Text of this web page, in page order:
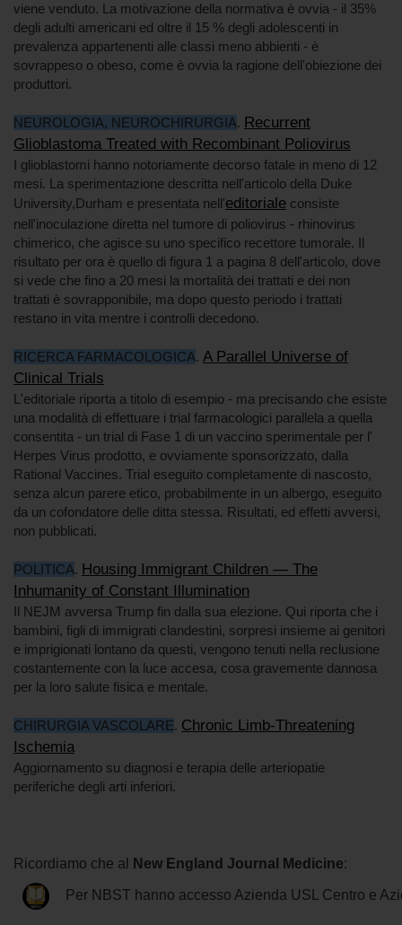
viene venduto. La motivazione della normativa è ovvia - il 35%
degli adulti americani ed oltre il 15 % degli adolescenti in
prevalenza appartenenti alle classi meno abbienti - è
sovrappeso o obeso, come è ovvia la ragione dell'obiezione dei
produttori.
NEUROLOGIA, NEUROCHIRURGIA. Recurrent
Glioblastoma Treated with Recombinant Poliovirus
I glioblastomi hanno notoriamente decorso fatale in meno di 12
mesi. La sperimentazione descritta nell'articolo della Duke
University,Durham e presentata nell'editoriale consiste
nell'inoculazione diretta nel tumore di poliovirus - rhinovirus
chimerico, che agisce su uno specifico recettore tumorale. Il
risultato per ora è quello di figura 1 a pagina 8 dell'articolo, dove
si vede che fino a 20 mesi la mortalità dei trattati e dei non
trattati è sovrapponibile, ma dopo questo periodo i trattati
restano in vita mentre i controlli decedono.
RICERCA FARMACOLOGICA. A Parallel Universe of
Clinical Trials
L'editoriale riporta a titolo di esempio - ma precisando che esiste
una modalità di effettuare i trial farmacologici parallela a quella
consentita - un trial di Fase 1 di un vaccino sperimentale per l'
Herpes Virus prodotto, e ovviamente sponsorizzato, dalla
Rational Vaccines. Trial eseguito completamente di nascosto,
senza alcun parere etico, probabilmente in un albergo, eseguito
da un cofondatore delle ditta stessa. Risultati, ed effetti avversi,
non pubblicati.
POLITICA. Housing Immigrant Children — The
Inhumanity of Constant Illumination
Il NEJM avversa Trump fin dalla sua elezione. Qui riporta che i
bambini, figli di immigrati clandestini, sorpresi insieme ai genitori
e imprigionati lontano da questi, vengono tenuti nella reclusione
costantemente con la luce accesa, cosa gravemente dannosa
per la loro salute fisica e mentale.
CHIRURGIA VASCOLARE. Chronic Limb-Threatening
Ischemia
Aggiornamento su diagnosi e terapia delle arteriopatie
periferiche degli arti inferiori.
Ricordiamo che al New England Journal Medicine:
Per NBST hanno accesso Azienda USL Centro e